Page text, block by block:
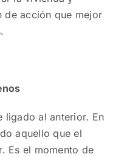
de acción que mejor
ligado al anterior. En
aquello que el
Es el momento de